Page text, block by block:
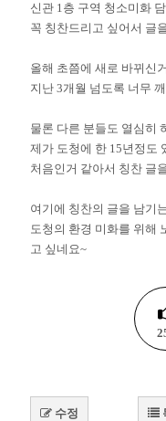
신관 1층 구역 청소미화
꼭 칭찬드리고 싶어서 글
올해 초쯤에 새로 바뀌신
지난 3개월 넘도록 너무
물론 다른 분들도 열심히
제가 도청에 한 15년정도
처음인거 같아서 칭찬 글
여기에 칭찬의 글을 남기
도청의 환경 미화를 위해
고 싶네요~
수정